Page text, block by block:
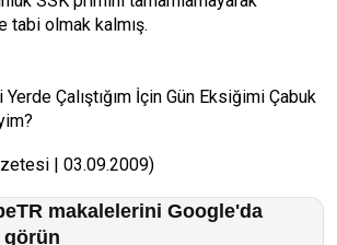
tabi olmak kalmış.
Yerde Çalıştığım İçin Gün Eksiğimi Çabuk
| 03.09.2009)
makalelerini Google'da
görün